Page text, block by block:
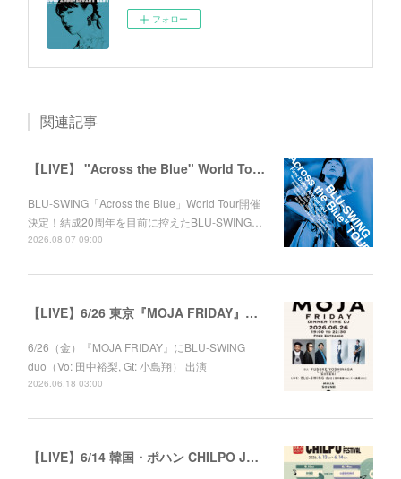
フォロー
関連記事
【LIVE】 "Across the Blue" World Tour 2026
BLU-SWING「Across the Blue」World Tour開催
決定！結成20周年を目前に控えたBLU-SWING…
2026.08.07 09:00
【LIVE】6/26 東京『MOJA FRIDAY』出演
6/26（金）『MOJA FRIDAY』にBLU-SWING
duo（Vo: 田中裕梨, Gt: 小島翔） 出演
2026.06.18 03:00
【LIVE】6/14 韓国・ポハン CHILPO JAZZ FESTIVAL 20th